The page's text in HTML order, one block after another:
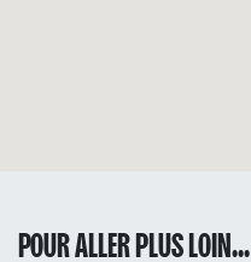
POUR ALLER PLUS LOIN...